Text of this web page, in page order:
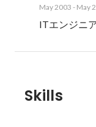
May 2003 - May
ITエンジニ
Skills